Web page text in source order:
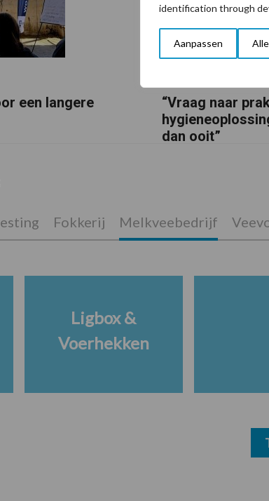
identification through
Aanpassen
een langere
“Vraag naar
dan ooit”
Fokkerij Melkveebedrijf
Ligbox &
Voerhekken